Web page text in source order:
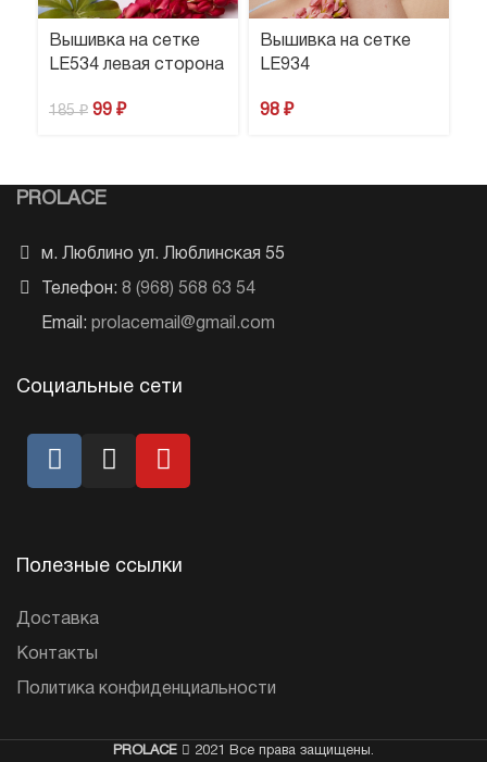
Вышивка на сетке
LE534 левая сторона
185₽ 99 ₽
Вышивка на сетке
LE934
98 ₽
PROLACE
м. Люблино ул. Люблинская 55
Телефон: 8 (968) 568 63 54
Email: prolacemail@gmail.com
Социальные сети
Полезные ссылки
Доставка
Контакты
Политика конфиденциальности
PROLACE 2021 Все права защищены.